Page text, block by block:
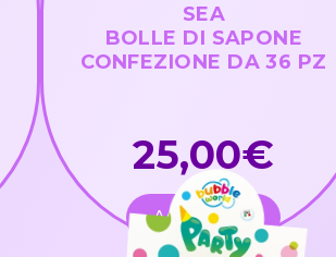
SEA
BOLLE DI SAPONE
CONFEZIONE DA 36 PZ
25,00€
ACQUISTA